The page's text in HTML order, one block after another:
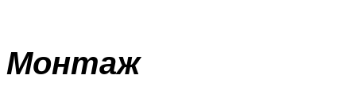
Монтаж